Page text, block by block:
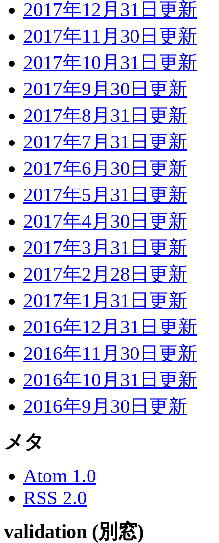
2017年12月31日更新
2017年11月30日更新
2017年10月31日更新
2017年9月30日更新
2017年8月31日更新
2017年7月31日更新
2017年6月30日更新
2017年5月31日更新
2017年4月30日更新
2017年3月31日更新
2017年2月28日更新
2017年1月31日更新
2016年12月31日更新
2016年11月30日更新
2016年10月31日更新
2016年9月30日更新
メタ
Atom 1.0
RSS 2.0
validation (別窓)